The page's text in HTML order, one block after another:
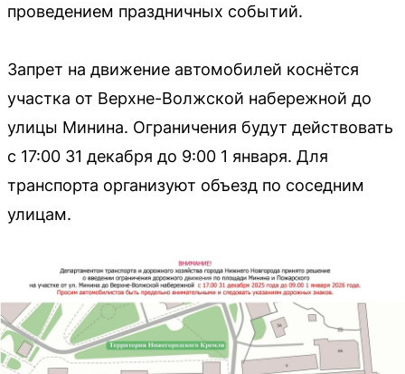
проведением праздничных событий.
Запрет на движение автомобилей коснётся
участка от Верхне-Волжской набережной до
улицы Минина. Ограничения будут действовать
с 17:00 31 декабря до 9:00 1 января. Для
транспорта организуют объезд по соседним
улицам.